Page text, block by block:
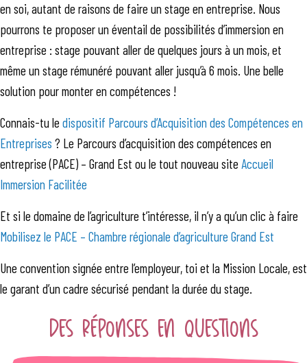
en soi, autant de raisons de faire un stage en entreprise. Nous
pourrons te proposer un éventail de possibilités d’immersion en
entreprise : stage pouvant aller de quelques jours à un mois, et
même un stage rémunéré pouvant aller jusqu’à 6 mois. Une belle
solution pour monter en compétences !
Connais-tu le dispositif Parcours d’Acquisition des Compétences en
Entreprises ? Le Parcours d’acquisition des compétences en
entreprise (PACE) – Grand Est ou le tout nouveau site Accueil
Immersion Facilitée
Et si le domaine de l’agriculture t’intéresse, il n’y a qu’un clic à faire
Mobilisez le PACE – Chambre régionale d’agriculture Grand Est
Une convention signée entre l’employeur, toi et la Mission Locale, est
le garant d’un cadre sécurisé pendant la durée du stage.
DES RÉPONSES EN QUESTIONS